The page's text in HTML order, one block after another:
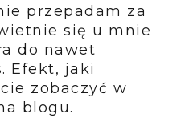
przepadam za
się u mnie
do nawet
Efekt, jaki
zobaczyć w
blogu.